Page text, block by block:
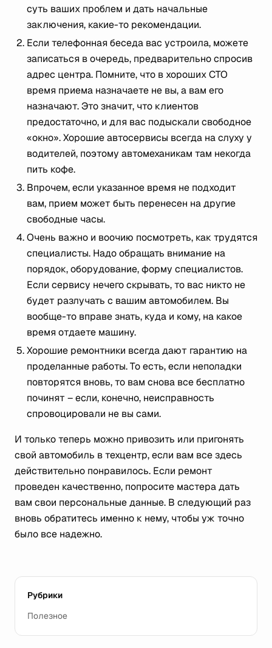
суть ваших проблем и дать начальные
заключения, какие-то рекомендации.
Если телефонная беседа вас устроила, можете
записаться в очередь, предварительно спросив
адрес центра. Помните, что в хороших СТО
время приема назначаете не вы, а вам его
назначают. Это значит, что клиентов
предостаточно, и для вас подыскали свободное
«окно». Хорошие автосервисы всегда на слуху у
водителей, поэтому автомеханикам там некогда
пить кофе.
Впрочем, если указанное время не подходит
вам, прием может быть перенесен на другие
свободные часы.
Очень важно и воочию посмотреть, как трудятся
специалисты. Надо обращать внимание на
порядок, оборудование, форму специалистов.
Если сервису нечего скрывать, то вас никто не
будет разлучать с вашим автомобилем. Вы
вообще-то вправе знать, куда и кому, на какое
время отдаете машину.
Хорошие ремонтники всегда дают гарантию на
проделанные работы. То есть, если неполадки
повторятся вновь, то вам снова все бесплатно
починят – если, конечно, неисправность
спровоцировали не вы сами.
И только теперь можно привозить или пригонять
свой автомобиль в техцентр, если вам все здесь
действительно понравилось. Если ремонт
проведен качественно, попросите мастера дать
вам свои персональные данные. В следующий раз
вновь обратитесь именно к нему, чтобы уж точно
было все надежно.
Рубрики
Полезное